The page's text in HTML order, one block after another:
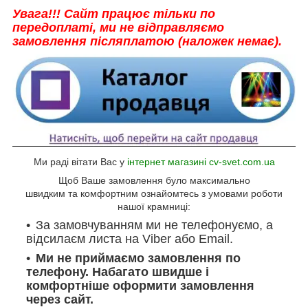
Увага!!! Сайт працює тільки по
передоплаті, ми не відправляємо
замовлення післяплатою (наложек немає).
Ми раді вітати Вас у інтернет магазині cv-svet.com.ua
Щоб Ваше замовлення було максимально
швидким та комфортним ознайомтесь з умовами роботи
нашої крамниці:
За замовчуванням ми не телефонуємо, а
відсилаєм листа на Viber або Email.
Ми не приймаємо замовлення по
телефону. Набагато швидше і
комфортніше оформити замовлення
через сайт.